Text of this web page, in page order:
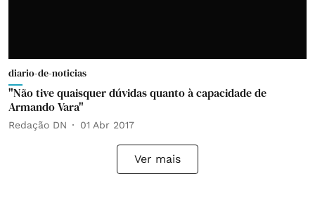
diario-de-noticias
"Não tive quaisquer dúvidas quanto à capacidade de
Armando Vara"
Redação DN 01 Abr 2017
Ver mais